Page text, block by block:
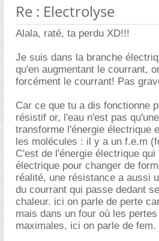
Re : Electrolyse
Alala, raté, ta perdu XD!!!
Je suis dans la branche
qu'en augmentant le courrant,
forcément le courrant! Pas
Car ce que tu a dis fonctionne
résistif or, l'eau n'est pas
transforme l'énergie électrique
les molécules : il y a un f.e.m
C'est de l'énergie électrique
électrique pour changer de
réalité, une résistance a aussi
du courrant qui passe dedant
chaleur. ici on parle de perte
mais dans un four où les
maximales, ici on parle de fem.